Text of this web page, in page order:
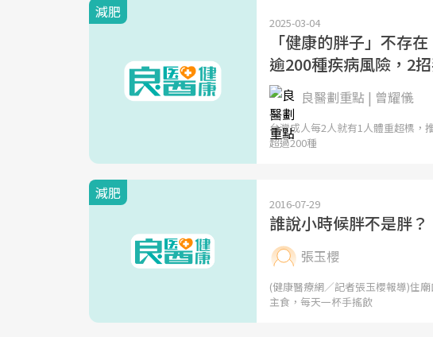
減肥
2025-03-04
「健康的胖子」不存
逾200種疾病風險，2
良醫劃重點 | 曾耀儀
台灣成人每2人就有1人體重超標，
超過200種
減肥
2016-07-29
誰說小時候胖不是胖
張玉櫻
(健康醫療網／記者張玉櫻報導)住
主食，每天一杯手搖飲